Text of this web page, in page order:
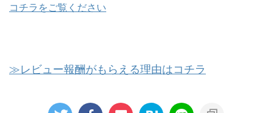
コチラをご覧ください
≫レビュー報酬がもらえる理由はコチラ